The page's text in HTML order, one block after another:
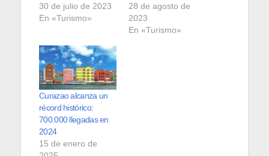
30 de julio de 2023
En «Turismo»
28 de agosto de
2023
En «Turismo»
Curazao alcanza un
récord histórico:
700.000 llegadas en
2024
15 de enero de